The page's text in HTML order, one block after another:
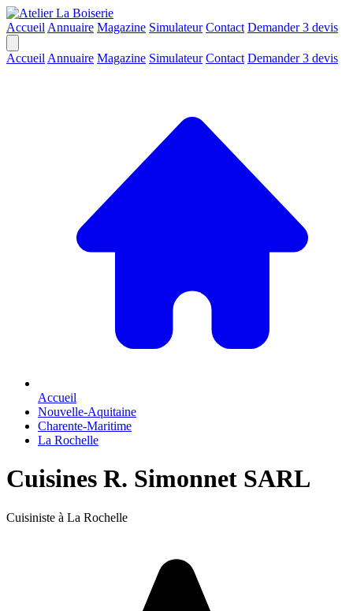
Accueil Annuaire Magazine Simulateur Contact Demander 3 devis
Accueil Annuaire Magazine Simulateur Contact Demander 3 devis
Accueil
Nouvelle-Aquitaine
Charente-Maritime
La Rochelle
Cuisines R. Simonnet SARL
Cuisiniste à La Rochelle